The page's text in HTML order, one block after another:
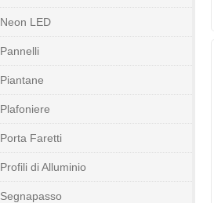
Neon LED
Pannelli
Piantane
Plafoniere
Porta Faretti
Profili di Alluminio
Segnapasso